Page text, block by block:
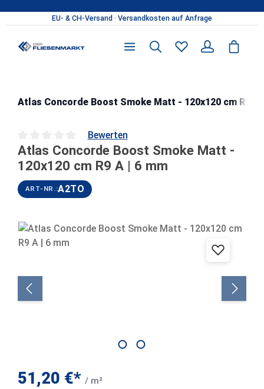
Zum Hauptinhalt springen
Atlas Concorde Boost Smoke Matt - 120x120 cm R9 A
Durchschnittliche Bewertung von 0 von 5 Sternen
Bewerten
Atlas Concorde Boost Smoke Matt -
120x120 cm R9 A | 6 mm
ART-NR.:A2TO
Bildergalerie überspringen
51,20 €* / m²